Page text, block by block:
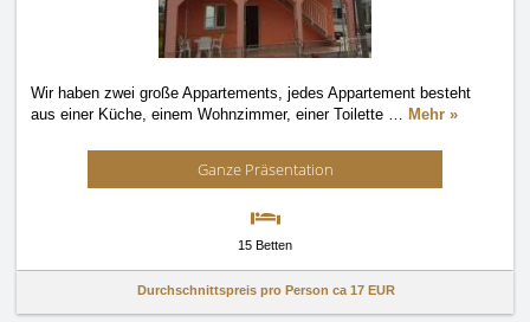
Wir haben zwei große Appartements, jedes Appartement besteht
aus einer Küche, einem Wohnzimmer, einer Toilette … Mehr »
Ganze Präsentation
15 Betten
Durchschnittspreis pro Person ca 17 EUR